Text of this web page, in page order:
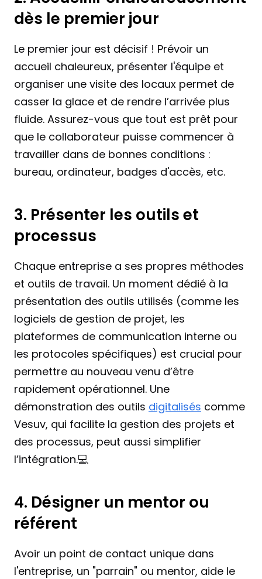
dès le premier jour
Le premier jour est décisif ! Prévoir un
accueil chaleureux, présenter l'équipe et
organiser une visite des locaux permet de
casser la glace et de rendre l’arrivée plus
fluide. Assurez-vous que tout est prêt pour
que le collaborateur puisse commencer à
travailler dans de bonnes conditions :
bureau, ordinateur, badges d'accès, etc.
3. Présenter les outils et
processus
Chaque entreprise a ses propres méthodes
et outils de travail. Un moment dédié à la
présentation des outils utilisés (comme les
logiciels de gestion de projet, les
plateformes de communication interne ou
les protocoles spécifiques) est crucial pour
permettre au nouveau venu d’être
rapidement opérationnel. Une
démonstration des outils digitalisés comme
Vesuv, qui facilite la gestion des projets et
des processus, peut aussi simplifier
l’intégration.💻
4. Désigner un mentor ou
référent
Avoir un point de contact unique dans
l'entreprise, un "parrain" ou mentor, aide le